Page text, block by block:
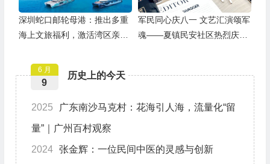
深圳蛇口邮轮母港：推出多重
海上文旅福利，激活湾区亲子
军民同心庆八一 文艺汇演颂军
魂——夏镇民安社区热烈庆祝
历史上的今天
6 月
9
2025 广东南沙马克村：花海引人海，流量化“留
量”｜广州百村观察
2024 张金辉：一位民间中医的灵感与创新